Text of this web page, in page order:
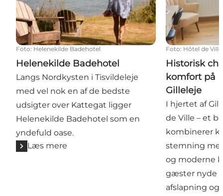
Foto: Helenekilde Badehotel
Helenekilde Badehotel
Langs Nordkysten i Tisvildeleje
med vel nok en af de bedste
udsigter over Kattegat ligger
Helenekilde Badehotel som en
yndefuld oase.
Læs mere
Foto: Hôtel de Ville
Historisk
komfort på
Gilleleje
I hjertet af
de Ville – et
kombinerer
stemning
og moderne
gæster nyde
afslapning og